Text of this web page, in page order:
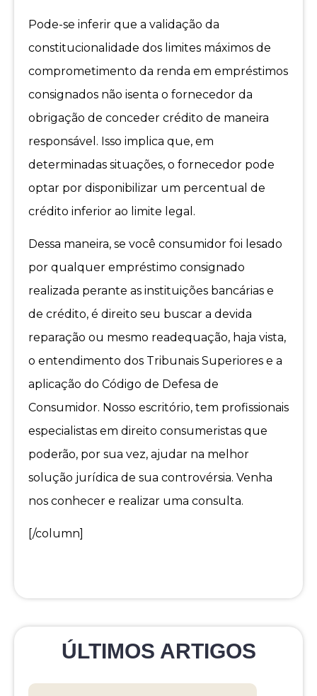
Pode-se inferir que a validação da
constitucionalidade dos limites máximos de
comprometimento da renda em empréstimos
consignados não isenta o fornecedor da
obrigação de conceder crédito de maneira
responsável. Isso implica que, em
determinadas situações, o fornecedor pode
optar por disponibilizar um percentual de
crédito inferior ao limite legal.
Dessa maneira, se você consumidor foi lesado
por qualquer empréstimo consignado
realizada perante as instituições bancárias e
de crédito, é direito seu buscar a devida
reparação ou mesmo readequação, haja vista,
o entendimento dos Tribunais Superiores e a
aplicação do Código de Defesa de
Consumidor. Nosso escritório, tem profissionais
especialistas em direito consumeristas que
poderão, por sua vez, ajudar na melhor
solução jurídica de sua controvérsia. Venha
nos conhecer e realizar uma consulta.
[/column]
ÚLTIMOS ARTIGOS